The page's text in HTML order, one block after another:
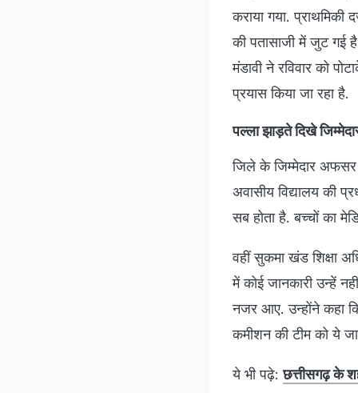
कराया गया.
की पतासाजी में जुट गई
मंडावी ने रविवार को
प्रयास किया जा रहा है.
पल्ला झाड़ते दिखे
जिले के जिम्मेदार
अवासीय विद्यालय की
सब होता है. बच्चों का
वहीं सुकमा खंड शिक्षा
में कोई जानकारी उन्हें
नजर आए. उन्होंने कहा
कमीशन की टीम को ये
ये भी पढ़े:छत्तीसगढ़ के